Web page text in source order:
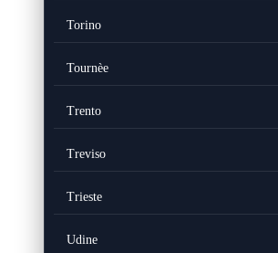
Torino
Tournèe
Trento
Treviso
Trieste
Udine